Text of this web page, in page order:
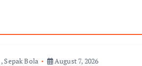
, Sepak Bola August 7, 2026